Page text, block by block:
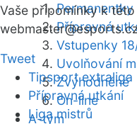
Permanentky
Přípravná
Vstupenky
Uvolňování
Zvýhodněné
On-line
A-tým
Vaše připomínky k
webmaster
Tweet
Tipsport extraliga
Přípravná utkání
Liga mistrů